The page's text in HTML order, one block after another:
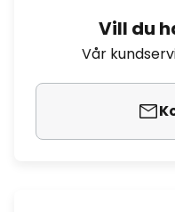
Vill du
Vår